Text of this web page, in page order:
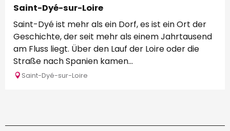
Saint-Dyé-sur-Loire
Saint-Dyé ist mehr als ein Dorf, es ist ein Ort der
Geschichte, der seit mehr als einem Jahrtausend
am Fluss liegt. Über den Lauf der Loire oder die
Straße nach Spanien kamen...
Saint-Dyé-sur-Loire